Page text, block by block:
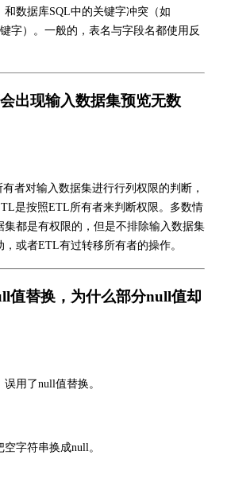
数据库SQL中的关键字冲突（如
字）。一般的，表名与字段名都使用反
出现输入数据集预览无数
者对输入数据集进行行列权限的判断，
是按照ETL所有者来判断权限。多数情
集都是有权限的，但是不排除输入数据集
或者ETL有过转移所有者的操作。
值替换，为什么部分null值却
用了null值替换。
字符串换成null。